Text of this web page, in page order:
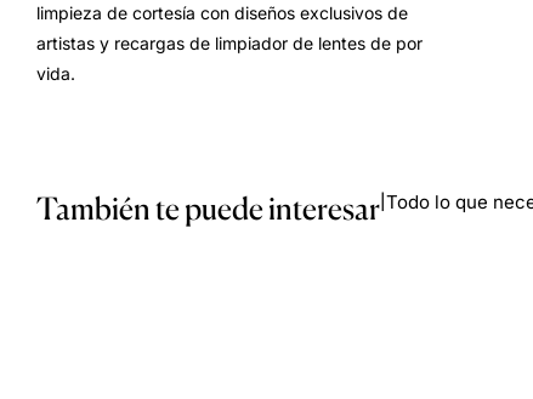
limpieza de cortesía con diseños exclusivos de
artistas y recargas de limpiador de lentes de por
vida.
También te puede interesar Todo lo que